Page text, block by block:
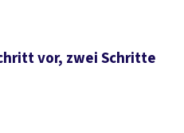
vor, zwei Schritte